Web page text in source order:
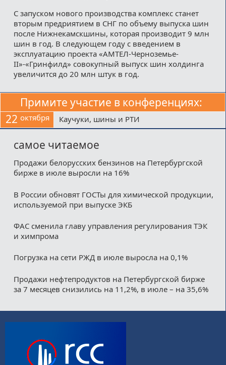
С запуском нового производства комплекс станет
вторым предриятием в СНГ по объему выпуска шин
после Нижнекамскшины, которая производит 9 млн
шин в год. В следующем году с введением в
эксплуатацию проекта «АМТЕЛ-Черноземье-
II»-«Гринфилд» совокупный выпуск шин холдинга
увеличится до 20 млн штук в год.
Примите участие в конференциях:
22 октября Каучуки, шины и РТИ
самое читаемое
Продажи белорусских бензинов на Петербургской
бирже в июле выросли на 16%
В России обновят ГОСТы для химической продукции,
используемой при выпуске ЭКБ
ФАС сменила главу управления регулирования ТЭК
и химпрома
Погрузка на сети РЖД в июле выросла на 0,1%
Продажи нефтепродуктов на Петербургской бирже
за 7 месяцев снизились на 11,2%, в июле – на 35,6%